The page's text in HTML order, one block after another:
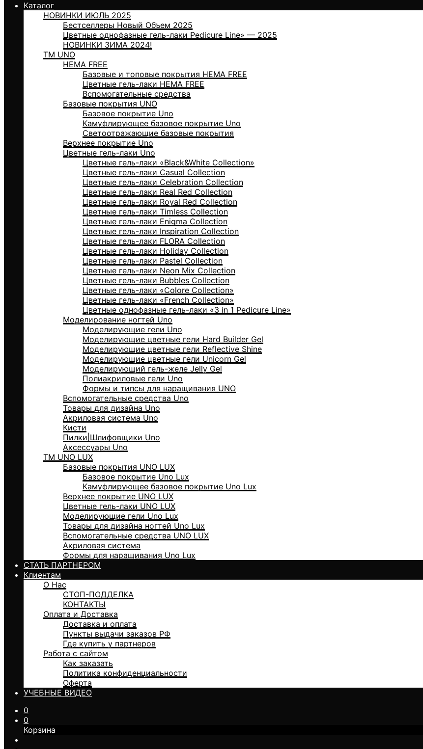
Каталог
НОВИНКИ ИЮЛЬ 2025
Бестселлеры Новый Объем 2025
Цветные однофазные гель-лаки Pedicure Line» — 2025
НОВИНКИ ЗИМА 2024!
ТМ UNO
HEMA FREE
Базовые и топовые покрытия HEMA FREE
Цветные гель-лаки HEMA FREE
Вспомогательные средства
Базовые покрытия UNO
Базовое покрытие Uno
Камуфлирующее базовое покрытие Uno
Светоотражающие базовые покрытия
Верхнее покрытие Uno
Цветные гель-лаки Uno
Цветные гель-лаки «Black&White Collection»
Цветные гель-лаки Casual Collection
Цветные гель-лаки Celebration Collection
Цветные гель-лаки Real Red Collection
Цветные гель-лаки Royal Red Collection
Цветные гель-лаки Timless Collection
Цветные гель-лаки Enigma Collection
Цветные гель-лаки Inspiration Collection
Цветные гель-лаки FLORA Collection
Цветные гель-лаки Holiday Collection
Цветные гель-лаки Pastel Collection
Цветные гель-лаки Neon Mix Collection
Цветные гель-лаки Bubbles Collection
Цветные гель-лаки «Colore Collection»
Цветные гель-лаки «Frеnch Collection»
Цветные однофазные гель-лаки «3 in 1 Pedicure Line»
Моделирование ногтей Uno
Моделирующие гели Uno
Моделирующие цветные гели Hard Builder Gel
Моделирующие цветные гели Reflective Shine
Моделирующие цветные гели Unicorn Gel
Моделирующий гель-желе Jelly Gel
Полиакриловые гели Uno
Формы и типсы для наращивания UNO
Вспомогательные средства Uno
Товары для дизайна Uno
Акриловая система Uno
Кисти
Пилки|Шлифовщики Uno
Аксессуары Uno
ТМ UNO LUX
Базовые покрытия UNO LUX
Базовое покрытие Uno Lux
Камуфлирующее базовое покрытие Uno Lux
Верхнее покрытие UNO LUX
Цветные гель-лаки UNO LUX
Моделирующие гели Uno Lux
Товары для дизайна ногтей Uno Lux
Вспомогательные средства UNO LUX
Акриловая система
Формы для наращивания Uno Lux
СТАТЬ ПАРТНЕРОМ
Клиентам
О Нас
СТОП-ПОДДЕЛКА
КОНТАКТЫ
Оплата и Доставка
Доставка и оплата
Пункты выдачи заказов РФ
Где купить у партнеров
Работа с сайтом
Как заказать
Политика конфиденциальности
Оферта
УЧЕБНЫЕ ВИДЕО
0
0
Корзина